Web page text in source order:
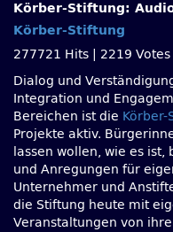
Körber-Stiftung:
Körber-Stiftung
277721 Hits
2219 Votes
Dialog und
Integration und
Bereichen ist die Körber-
Projekte aktiv.
lassen wollen, wie es
und Anregungen für
Unternehmer und
die Stiftung heute mit
Veranstaltungen von